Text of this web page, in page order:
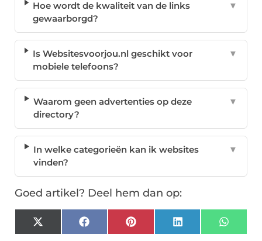
Hoe wordt de kwaliteit van de links
gewaarborgd?
▼
Is Websitesvoorjou.nl geschikt voor
mobiele telefoons?
▼
Waarom geen advertenties op deze
directory?
▼
In welke categorieën kan ik websites
vinden?
▼
Goed artikel? Deel hem dan op:
X
(Twitter)
FacebookPinterest LinkedIn